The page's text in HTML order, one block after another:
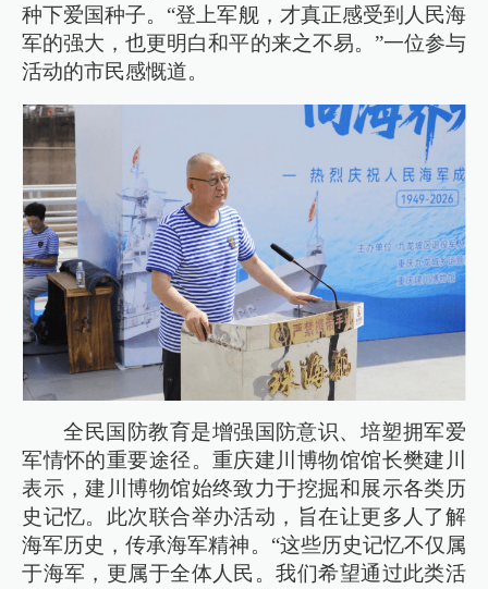
种下爱国种子。“登上军舰，才真正感受到人民海
军的强大，也更明白和平的来之不易。”一位参与
活动的市民感慨道。
全民国防教育是增强国防意识、培塑拥军爱
军情怀的重要途径。重庆建川博物馆馆长樊建川
表示，建川博物馆始终致力于挖掘和展示各类历
史记忆。此次联合举办活动，旨在让更多人了解
海军历史，传承海军精神。“这些历史记忆不仅属
于海军，更属于全体人民。我们希望通过此类活